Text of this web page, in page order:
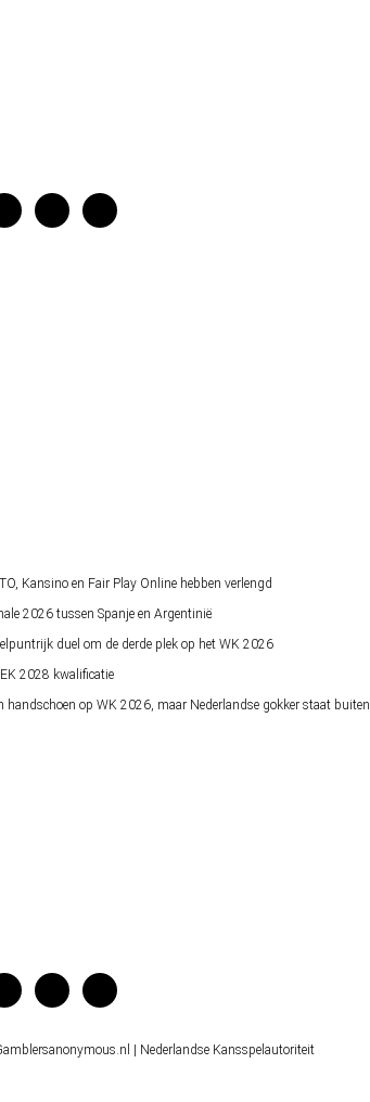
finale 2026 tussen Spanje en Argentinië
Kansino en Fair Play Online hebben verlengd
2026 tussen Spanje en Argentinië
duel om de derde plek op het WK 2026
2028 kwalificatie
handschoen op WK 2026, maar Nederlandse gokker staat
| Nederlandse Kansspelautoriteit